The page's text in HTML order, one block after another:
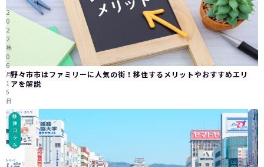
野々市市はファミリーに人気の街！移住するメリットやおすすめエリ
アを解説
移
住
コ
ラ
ム
2
0
2
2
年
0
6
月
1
5
日